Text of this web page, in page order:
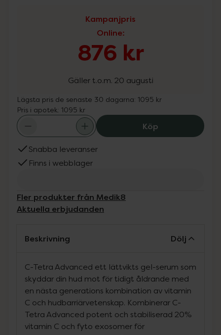
Kampanjpris
Online:
876 kr
Gäller t.o.m. 20 augusti
Lägsta pris de senaste 30 dagarna: 1095 kr
Pris i apotek: 1095 kr
KöpMedik8 C-
Snabba leveranser
Finns i webblager
Fler produkter från Medik8
Aktuella erbjudanden
Beskrivning Dölj
C-Tetra Advanced ett lättvikts gel-serum som
skyddar din hud mot för tidigt åldrande med
en nästa generations kombination av vitamin
C och hudbarriärvetenskap. Kombinerar C-
Tetra Advanced potent och stabiliserad 20%
vitamin C och fyto exosomer för